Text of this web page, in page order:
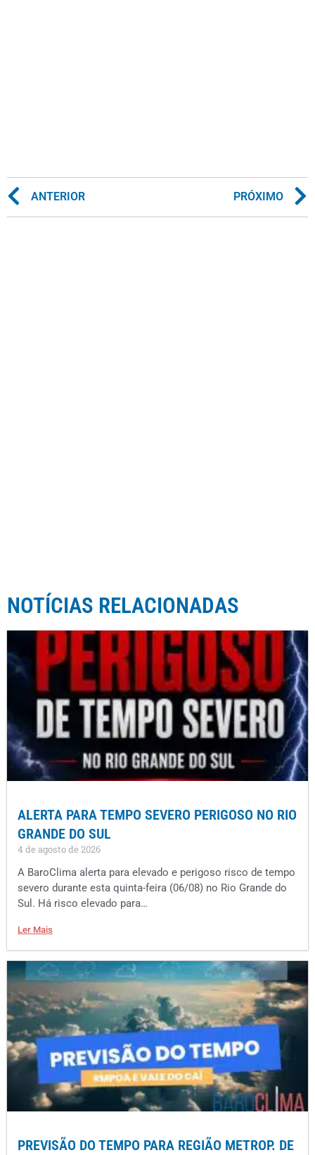
ANTERIOR PRÓXIMO
NOTÍCIAS RELACIONADAS
ALERTA PARA TEMPO SEVERO PERIGOSO NO RIO
GRANDE DO SUL
4 de agosto de 2026
A BaroClima alerta para elevado e perigoso risco de tempo
severo durante esta quinta-feira (06/08) no Rio Grande do
Sul. Há risco elevado para…
Ler Mais
PREVISÃO DO TEMPO PARA REGIÃO METROP. DE